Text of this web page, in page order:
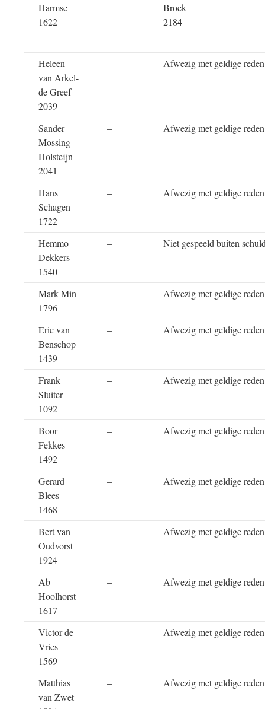
Harmse
1622
Broek
2184
Heleen
van Arkel-
de Greef
2039
– Afwezig met geldige reden
Sander
Mossing
Holsteijn
2041
– Afwezig met geldige reden
Hans
Schagen
1722
– Afwezig met geldige reden
Hemmo
Dekkers
1540
– Niet gespeeld buiten
Mark Min
1796
– Afwezig met geldige reden
Eric van
Benschop
1439
– Afwezig met geldige reden
Frank
Sluiter
1092
– Afwezig met geldige reden
Boor
Fekkes
1492
– Afwezig met geldige reden
Gerard
Blees
1468
– Afwezig met geldige reden
Bert van
Oudvorst
1924
– Afwezig met geldige reden
Ab
Hoolhorst
1617
– Afwezig met geldige reden
Victor de
Vries
1569
– Afwezig met geldige reden
Matthias
van Zwet
– Afwezig met geldige reden